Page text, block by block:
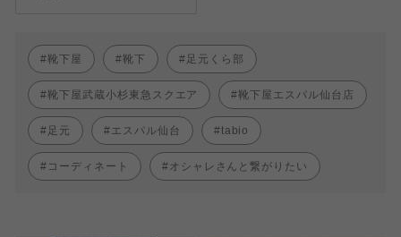
靴下屋 靴下 足元くら部
靴下屋武蔵小杉東急スクエア 靴下屋エスパル仙台店
足元 エスパル仙台 tabio
コーディネート オシャレさんと繋がりたい